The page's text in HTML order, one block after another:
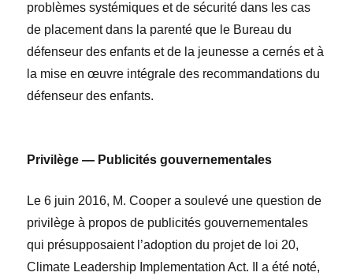
problèmes systémiques et de sécurité dans les cas
de placement dans la parenté que le Bureau du
défenseur des enfants et de la jeunesse a cernés età
la mise en œuvre intégrale des recommandations du
défenseur des enfants.
Privilège — Publicités gouvernementales
Le 6 juin 2016, M. Cooper a soulevé une question de
privilège à propos de publicités gouvernementales
qui présupposaient l’adoption du projet de loi 20,
Climate Leadership Implementation Act. Il a été noté,